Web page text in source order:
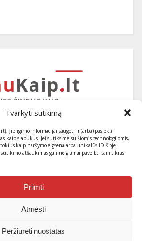
Tvarkyti sutikimą
įrenginio informacijai saugoti ir (arba) pasiekti
kaip slapukus. Jei sutiksime su šiomis technologijomis,
kaip naršymo elgsena arba unikalūs ID šioje
atšaukimas gali neigiamai paveikti tam tikras
Priimti
Atmesti
Peržiūrėti nuostatas
naujausius
patarimus